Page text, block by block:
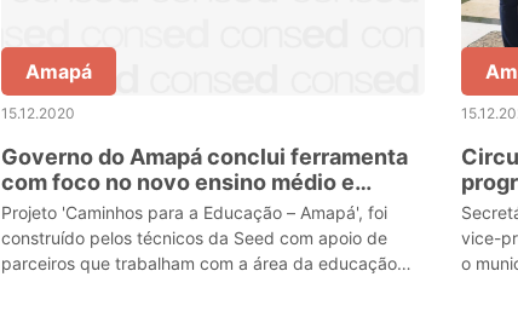
Amapá
15.12.2020
Governo do Amapá conclui ferramenta
com foco no novo ensino médio e
formação profissional
Projeto 'Caminhos para a Educação – Amapá', foi
construído pelos técnicos da Seed com apoio de
parceiros que trabalham com a área da educação
vice-
o